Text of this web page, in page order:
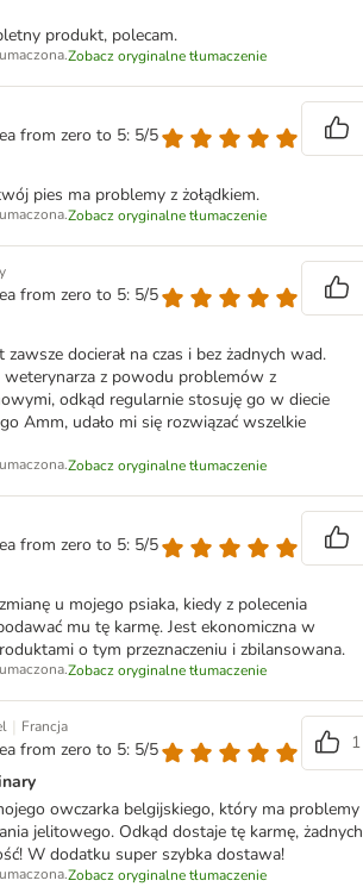
produkt, polecam.
Zobacz oryginalne tłumaczenie
from zero to 5: 5/5
pies ma problemy z żołądkiem.
Zobacz oryginalne tłumaczenie
from zero to 5: 5/5
docierał na czas i bez żadnych wad.
weterynarza z powodu problemów z
odkąd regularnie stosuję go w diecie
Amm, udało mi się rozwiązać wszelkie
Zobacz oryginalne tłumaczenie
from zero to 5: 5/5
u mojego psiaka, kiedy z polecenia
mu tę karmę. Jest ekonomiczna w
o tym przeznaczeniu i zbilansowana.
Zobacz oryginalne tłumaczenie
| Francja
from zero to 5: 5/5
1
owczarka belgijskiego, który ma problemy
jelitowego. Odkąd dostaje tę karmę, żadnych
W dodatku super szybka dostawa!
Zobacz oryginalne tłumaczenie